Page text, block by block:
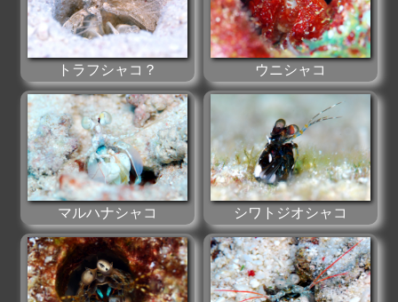
トラフシャコ？ ウニシャコ
マルハナシャコ シワトジオシャコ